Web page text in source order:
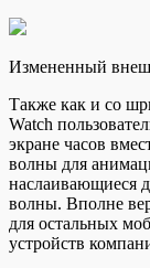
Измененный
Также как и со
Watch
экране часов
волны для
наслаивающиеся
волны. Вполне
для остальных
устройств